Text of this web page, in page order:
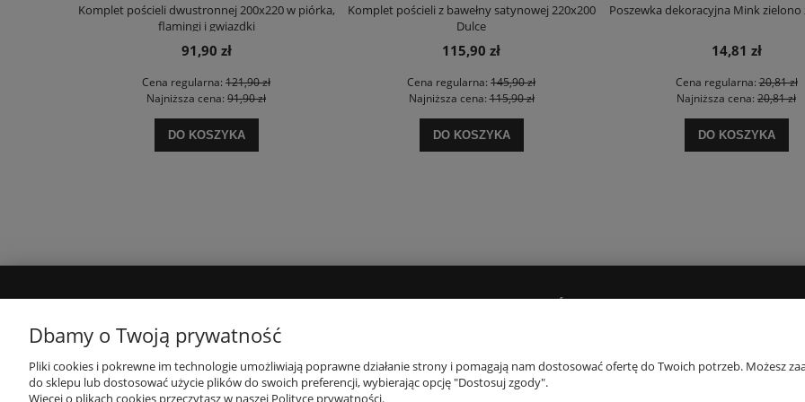
Komplet pościeli dwustronnej 200x220 w piórka,
flamingi i gwiazdki
91,90 zł
Cena regularna: 121,90 zł
Najniższa cena: 91,90 zł
DO KOSZYKA
Komplet pościeli z bawełny satynowej 220x200
Dulce
115,90 zł
Cena regularna: 145,90 zł
Najniższa cena:115,90 zł
DO KOSZYKA
Poszewka dekoracyjna Mink zielono
14,81 zł
Cena regularna:20,81 zł
Najniższa cena: 20,81 zł
DO KOSZYKA
Twoje zamówienia
Ustawienia konta
Polityka prywatności
Regulamin
Dostawy i płatności
Czas realizacji zamówienia
Kontakt i dane
Dbamy o Twoją prywatność
Pliki cookies i pokrewne im technologie umożliwiają poprawne działanie strony i pomagają nam dostosować ofertę do Twoich potrzeb. Możesz
do sklepu lub dostosować użycie plików do swoich preferencji, wybierając opcję "Dostosuj zgody".
Więcej o plikach cookies przeczytasz w naszej Polityce prywatności.